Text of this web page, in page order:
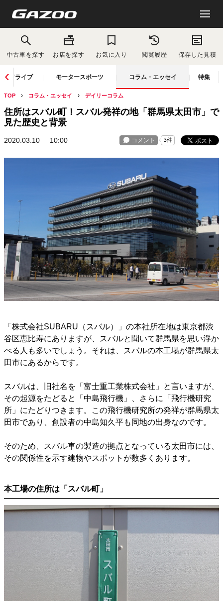
中古車を探す お店を探す お気に入り 閲覧履歴 保存した見積
ドライブ モータースポーツ コラム・エッセイ 特集
TOP コラム・エッセイ デイリーコラム
住所はスバル町！スバル発祥の地「群馬県太田市」で
見た歴史と背景
2020.03.10 10:00
「株式会社SUBARU（スバル）」の本社所在地は東京都渋
谷区恵比寿にありますが、スバルと聞いて群馬県を思い浮か
べる人も多いでしょう。それは、スバルの本工場が群馬県太
田市にあるからです。
スバルは、旧社名を「富士重工業株式会社」と言いますが、
その起源をたどると「中島飛行機」、さらに「飛行機研究
所」にたどりつきます。この飛行機研究所の発祥が群馬県太
田市であり、創設者の中島知久平も同地の出身なのです。
そのため、スバル車の製造の拠点となっている太田市には、
その関係性を示す建物やスポットが数多くあります。
本工場の住所は「スバル町」